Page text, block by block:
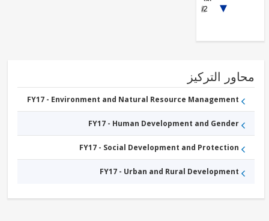
Protection
التركيز
FY17 - Environment and Natural Resource Management
FY17 - Human Development and Gender
FY17 - Social Development and Protection
FY17 - Urban and Rural Development